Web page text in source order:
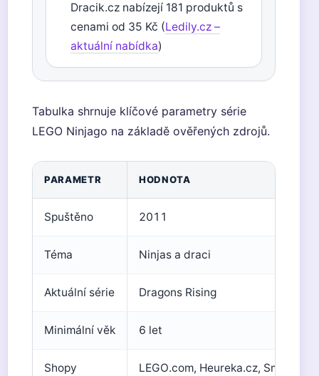
Dracik.cz nabízejí 181 produktů s
cenami od 35 Kč (Ledily.cz –
aktuální nabídka)
Tabulka shrnuje klíčové parametry série
LEGO Ninjago na základě ověřených zdrojů.
PARAMETR HODNOTA
Spuštěno 2011
Téma Ninjas a draci
Aktuální série Dragons Rising
Minimální věk 6 let
Shopy LEGO.com, Heureka.cz, Smyths